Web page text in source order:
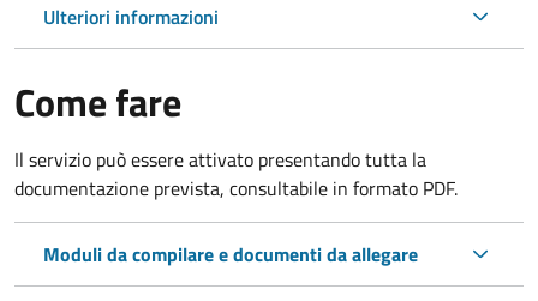
Ulteriori informazioni
Come fare
Il servizio può essere attivato presentando tutta la
documentazione prevista, consultabile in formato PDF.
Moduli da compilare e documenti da allegare